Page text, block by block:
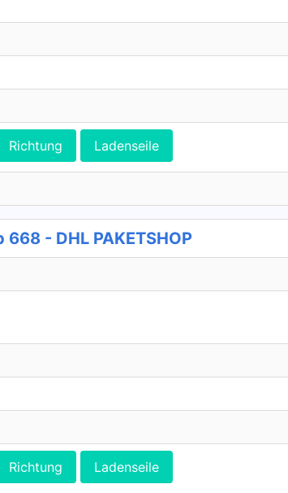
Richtung Ladenseile
- DHL PAKETSHOP
Richtung Ladenseile